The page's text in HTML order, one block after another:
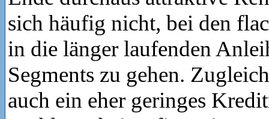
sich häufig nicht, bei den
in die länger laufenden
Segments zu gehen.
auch ein eher geringes